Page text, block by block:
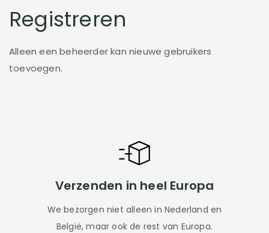
Registreren
Alleen een beheerder kan nieuwe gebruikers
toevoegen.
Verzenden in heel Europa
We bezorgen niet alleen in Nederland en
België, maar ook de rest van Europa.